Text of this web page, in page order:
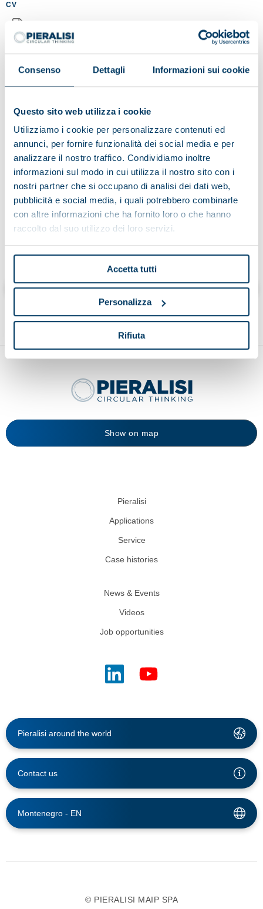
Consenso Dettagli Informazioni sui cookie
Questo sito web utilizza i cookie
Utilizziamo i cookie per personalizzare contenuti ed
annunci, per fornire funzionalità dei social media e per
analizzare il nostro traffico. Condividiamo inoltre
informazioni sul modo in cui utilizza il nostro sito con i
nostri partner che si occupano di analisi dei dati web,
pubblicità e social media, i quali potrebbero combinarle
con altre informazioni che ha fornito loro o che hanno
raccolto dal suo utilizzo dei loro servizi.
Accetta tutti
Personalizza
Rifiuta
CV
Maximum size 5MB (.pdf)
MESSAGE
Cliccando “invia” dichiaro di aver letto l’informativa
Send
Show on map
Pieralisi
Applications
Service
Case histories
News & Events
Videos
Job opportunities
Pieralisi around the world
Contact us
Montenegro - EN
© PIERALISI MAIP SPA